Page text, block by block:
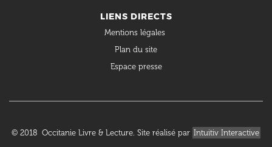
LIENS DIRECTS
Mentions légales
Plan du site
Espace presse
© 2018 Occitanie Livre & Lecture. Site réalisé par Intuitiv Interactive